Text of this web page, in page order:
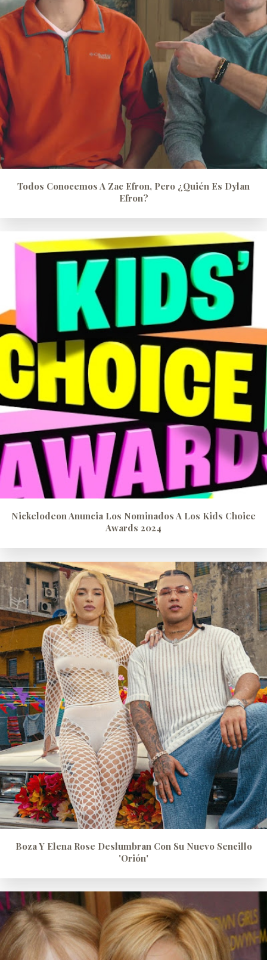
Todos Conocemos A Zac Efron, Pero ¿quién Es Dylan
Efron?
Nickelodeon Anuncia Los Nominados A Los Kids Choice
Awards 2024
Boza Y Elena Rose Deslumbran Con Su Nuevo Sencillo
'Orión'